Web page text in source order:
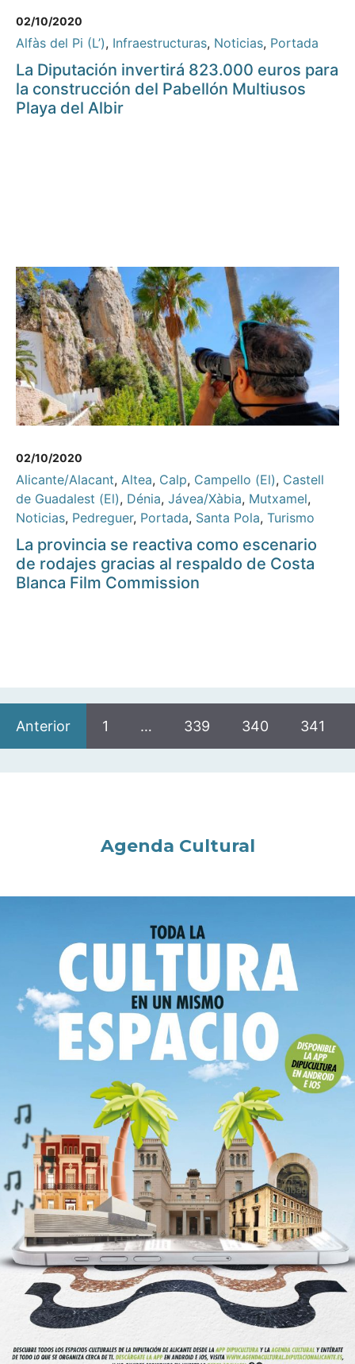
02/10/2020
Alfàs del Pi (L’), Infraestructuras, Noticias, Portada
La Diputación invertirá 823.000 euros para
la construcción del Pabellón Multiusos
Playa del Albir
02/10/2020
Alicante/Alacant, Altea, Calp, Campello (El), Castell
de Guadalest (El), Dénia, Jávea/Xàbia, Mutxamel,
Noticias, Pedreguer, Portada, Santa Pola, Turismo
La provincia se reactiva como escenario
de rodajes gracias al respaldo de Costa
Blanca Film Commission
Anterior 1 … 339 340 341
Agenda Cultural